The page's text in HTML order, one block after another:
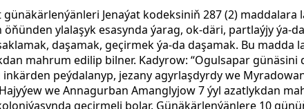
Jenaýat kodeksiniň 287 (2) maddalara
ylalaşyk esasynda ýarag, ok-däri, partlaýjy ýa-
daşamak, geçirmek ýa-da daşamak. Bu madda
mahrum edilip bilner. Kadyrow: “Ogulsapar
peýdalanyp, jezany agyrlaşdyrdy we
we Annagurban Amanglyjow 7 ​​ýyl azatlykdan
geçirmeli bolar. Günäkärlenýänlere 10